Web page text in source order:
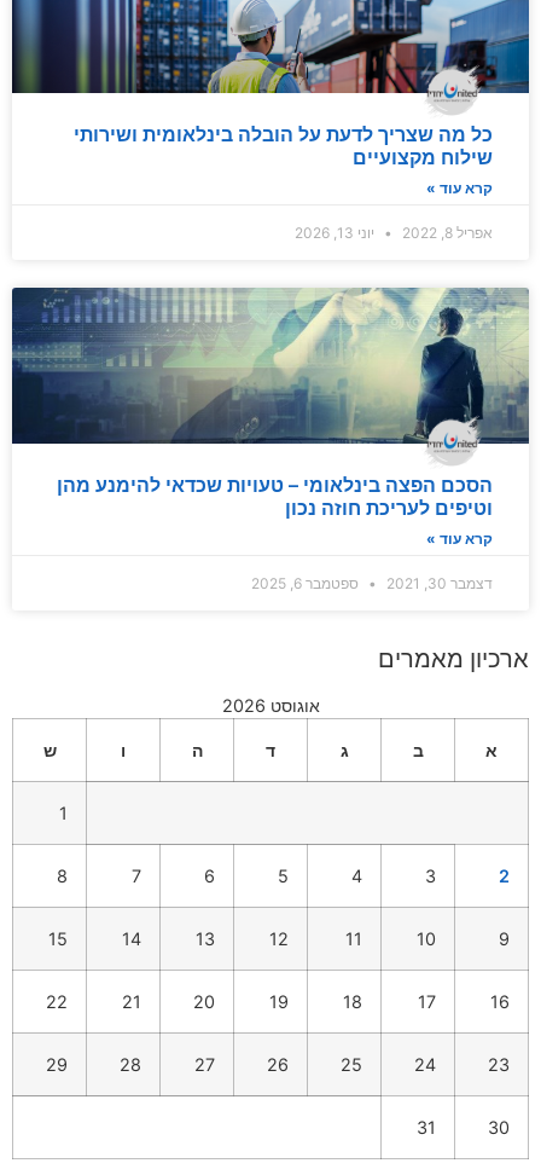
כל מה שצריך לדעת על הובלה בינלאומית ושירותי
שילוח מקצועיים
קרא עוד »
אפריל 8, 2022 יוני 13, 2026
הסכם הפצה בינלאומי – טעויות שכדאי להימנע מהן
וטיפים לעריכת חוזה נכון
קרא עוד »
דצמבר 30, 2021 ספטמבר 6, 2025
ארכיון מאמרים
אוגוסט 2026
א ב ג ד ה ו ש
1
2
3
4
5
6
7
8
9
10
11
12
13
14
15
16
17
18
19
20
21
22
23
24
25
26
27
28
29
30
31